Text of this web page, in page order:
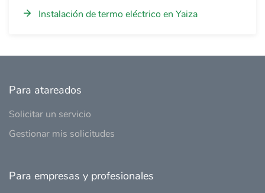
Instalación de termo eléctrico en Yaiza
Para atareados
Solicitar un servicio
Gestionar mis solicitudes
Para empresas y profesionales